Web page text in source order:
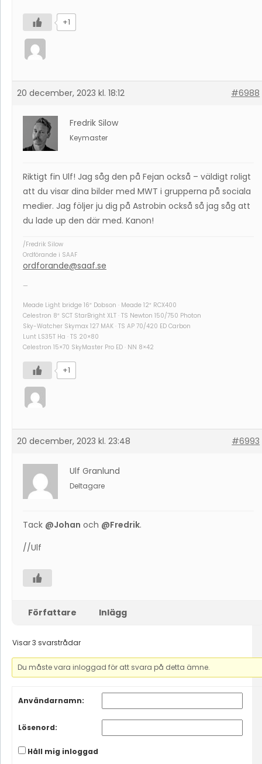
+1
20 december, 2023 kl. 18:12 #6988
Fredrik Silow
Keymaster
Riktigt fin Ulf! Jag såg den på Fejan också – väldigt roligt
att du visar dina bilder med MWT i grupperna på sociala
medier. Jag följer ju dig på Astrobin också så jag såg att
du lade up den där med. Kanon!
/Fredrik Silow
Ordförande i SAAF
ordforande@saaf.se
—
Meade Light bridge 16″ Dobson · Meade 12″ RCX400
Celestron 8″ SCT StarBright XLT · TS Newton 150/750 Photon
Sky-Watcher Skymax 127 MAK · TS AP 70/420 ED Carbon
Lunt LS35T Ha · TS 20×80
Celestron 15×70 SkyMaster Pro ED · NN 8×42
+1
20 december, 2023 kl. 23:48 #6993
Ulf Granlund
Deltagare
Tack @Johan och @Fredrik.
//Ulf
Författare Inlägg
Visar 3 svarstrådar
Du måste vara inloggad för att svara på detta ämne.
Användarnamn:
Lösenord:
Håll mig inloggad